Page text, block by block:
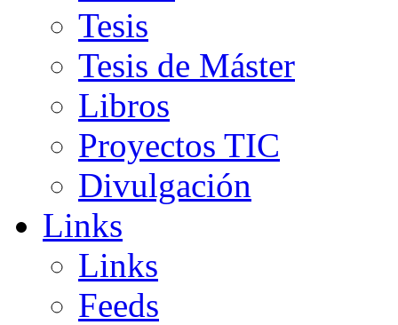
Tesis
Tesis de Máster
Libros
Proyectos TIC
Divulgación
Links
Links
Feeds